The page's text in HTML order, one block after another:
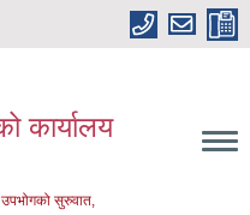
कार्यालय
सुरुवात,